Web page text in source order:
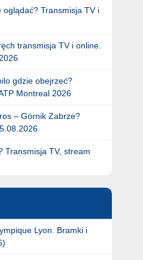
Transmisja TV i
transmisja TV i online.
gdzie obejrzeć?
Montreal 2026
– Górnik Zabrze?
Transmisja TV, stream
Lyon. Bramki i